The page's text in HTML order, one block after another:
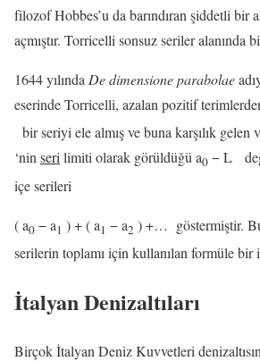
filozof Hobbes’u da barındıran şiddetli bir
açmıştır. Torricelli sonsuz seriler alanında
1644 yılında De dimensione parabolae
eserinde Torricelli, azalan pozitif
bir seriyi ele almış ve buna karşılık gelen
‘ninserilimiti olarak görüldüğüa0 − L
içe serileri
( a0 − a1 ) + ( a1 − a2 ) +… göstermiştir.
serilerin toplamı için kullanılan formüle bir
İtalyan Denizaltıları
Birçok İtalyan Deniz Kuvvetleri